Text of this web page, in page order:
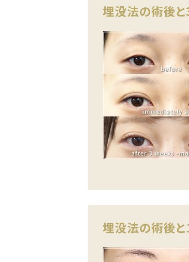
埋没法の術後
埋没法の術後と